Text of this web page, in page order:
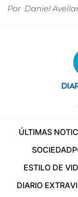
Por Daniel
ÚLTIMAS
SOCIEDAD
ESTILO DE
DIARIO EXTRA